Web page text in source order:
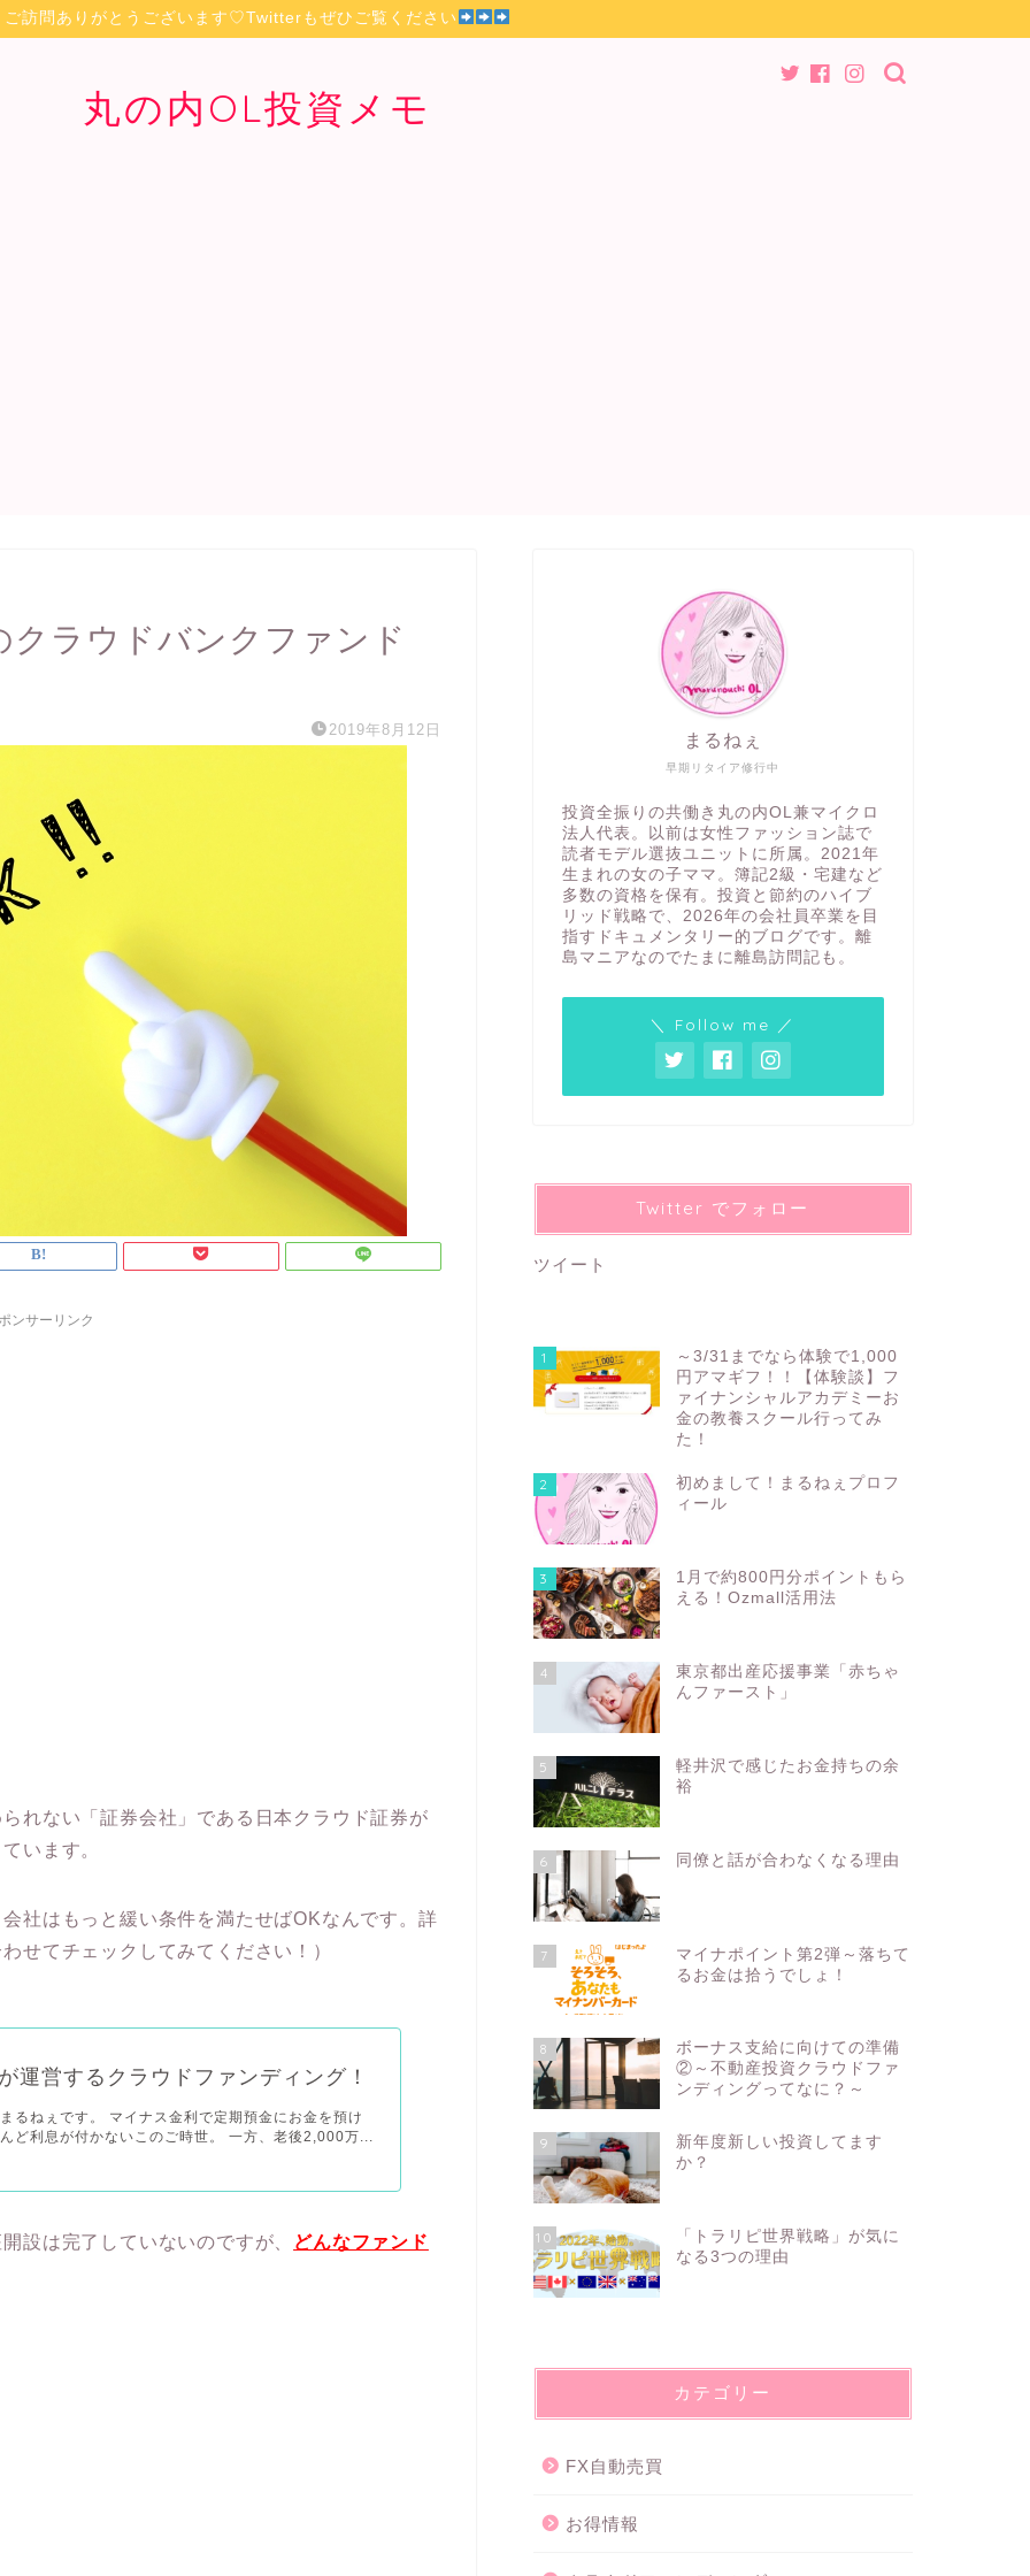
ご訪問ありがとうございます♡Twitterもぜひご覧ください
丸の内OL投資メモ
ラウドバンクファンド
2019年8月12日
ンサーリンク
れない「証券会社」である日本クラウド証券が
います。
社はもっと緩い条件を満たせばOKなんです。詳
せてチェックしてみてください！）
運営するクラウドファンディング！
るねぇです。 マイナス金利で定期預金にお金を預け
ど利息が付かないこのご時世。 一方、老後2,000万...
設は完了していないのですが、
どんなファンド
早期リタイア修行中
まるねぇ
投資全振りの共働き丸の内OL兼マイクロ
法人代表。以前は女性ファッション誌で
読者モデル選抜ユニットに所属。2021年
生まれの女の子ママ。簿記2級・宅建など
多数の資格を保有。投資と節約のハイブ
リッド戦略で、2026年の会社員卒業を目
指すドキュメンタリー的ブログです。離
島マニアなのでたまに離島訪問記も。
＼ Follow me ／
Twitter でフォロー
ツイート
1
～3/31までなら体験で1,000
円アマギフ！！【体験談】フ
ァイナンシャルアカデミーお
金の教養スクール行ってみ
た！
2
初めまして！まるねぇプロフ
ィール
3
1月で約800円分ポイントもら
える！Ozmall活用法
4
東京都出産応援事業「赤ちゃ
んファースト」
5
軽井沢で感じたお金持ちの余
裕
6 同僚と話が合わなくなる理由
7
マイナポイント第2弾～落ちて
るお金は拾うでしょ！
8
ボーナス支給に向けての準備
②～不動産投資クラウドファ
ンディングってなに？～
9
新年度新しい投資してます
か？
10
「トラリピ世界戦略」が気に
なる3つの理由
カテゴリー
FX自動売買
お得情報